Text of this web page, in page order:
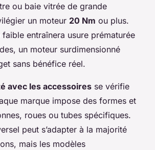
ou baie vitrée de grande
un moteur 20 Nm ou plus.
entraînera usure prématurée
un moteur surdimensionné
sans bénéfice réel.
avec les accessoires se vérifie
marque impose des formes et
roues ou tubes spécifiques.
peut s’adapter à la majorité
mais les modèles